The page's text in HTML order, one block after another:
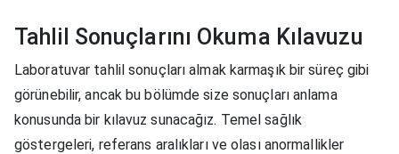
Tahlil Sonuçlarını Okuma Kılavuzu
Laboratuvar tahlil sonuçları almak karmaşık bir süreç gibi
görünebilir, ancak bu bölümde size sonuçları anlama
konusunda bir kılavuz sunacağız. Temel sağlık
göstergeleri, referans aralıkları ve olası anormallikler